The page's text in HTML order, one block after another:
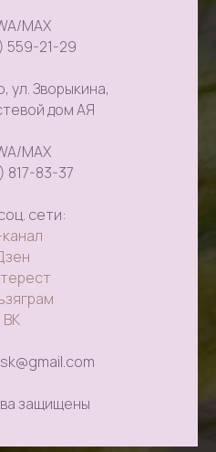
MAX
559-21-29
ул. Зворыкина,
дом АЯ
MAX
817-83-37
сети:
ВК
защищены